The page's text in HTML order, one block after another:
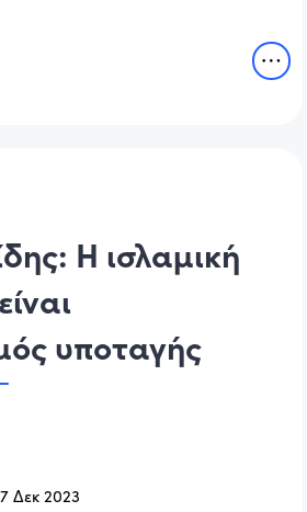
Η ισλαμική
υποταγής
Δεκ 2023